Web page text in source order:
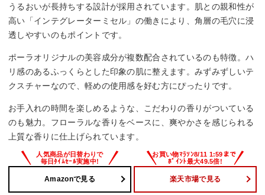
うるおいが長持ちする設計が採用されています。肌との親和性が
高い「インテグレーターミセル」の働きにより、角層の毛穴に浸
透しやすいのもポイントです。
ポーラオリジナルの美容成分が複数配合されているのも特徴。ハ
リ感のあるふっくらとした印象の肌に整えます。みずみずしいテ
クスチャーなので、軽めの使用感を好む方にぴったりです。
お手入れの時間を楽しめるような、こだわりの香りがついている
のも魅力。フローラルな香りをベースに、爽やかさを感じられる
上質な香りに仕上げられています。
Amazonで見る 楽天市場で見る